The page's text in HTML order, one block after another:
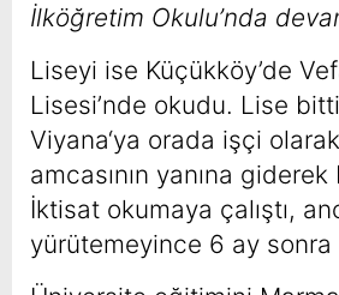
İlköğretim Okulu’nda
Liseyi ise Küçükköy’de
Lisesi’nde okudu. Lise
Viyana‘ya orada işçi
amcasının yanına
İktisat okumaya çalıştı,
yürütemeyince 6 ay